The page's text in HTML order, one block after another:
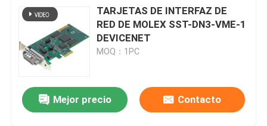
Productos
Sobre nosotros
Recorrido por la fábrica
TARJETAS DE INTERFAZ DE
RED DE MOLEX SST-DN3-VME-1
DEVICENET
MOQ：1PC
Mejor precio Contacto